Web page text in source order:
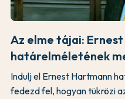
Az elme tájai:
határelméletének
Indulj el Ernest Hartmann
fedezd fel, hogyan tükrözi